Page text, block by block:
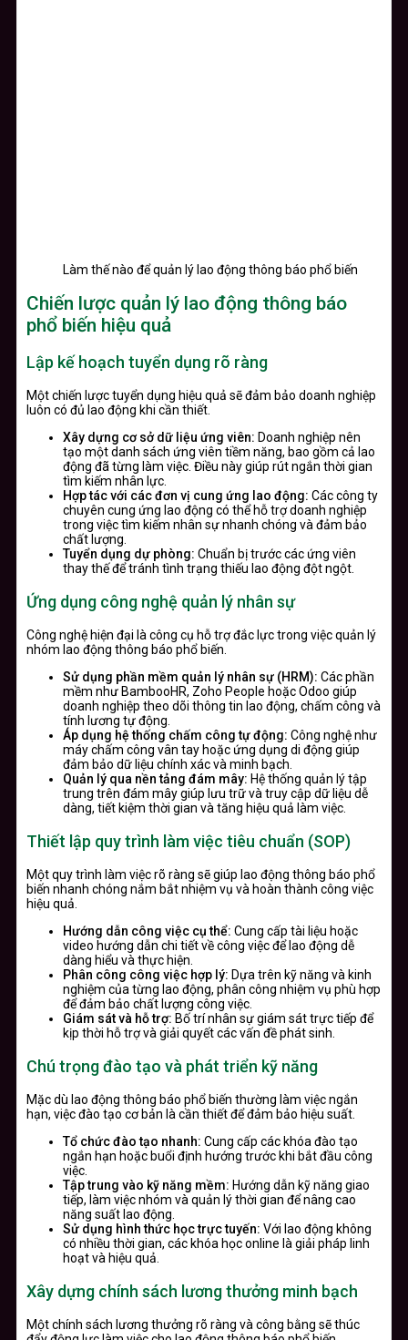
Làm thế nào để quản lý lao động thông báo phổ biến
Chiến lược quản lý lao động thông báo
phổ biến hiệu quả
Lập kế hoạch tuyển dụng rõ ràng
Một chiến lược tuyển dụng hiệu quả sẽ đảm bảo doanh nghiệp
luôn có đủ lao động khi cần thiết.
Xây dựng cơ sở dữ liệu ứng viên: Doanh nghiệp nên
tạo một danh sách ứng viên tiềm năng, bao gồm cả lao
động đã từng làm việc. Điều này giúp rút ngắn thời gian
tìm kiếm nhân lực.
Hợp tác với các đơn vị cung ứng lao động: Các công ty
chuyên cung ứng lao động có thể hỗ trợ doanh nghiệp
trong việc tìm kiếm nhân sự nhanh chóng và đảm bảo
chất lượng.
Tuyển dụng dự phòng: Chuẩn bị trước các ứng viên
thay thế để tránh tình trạng thiếu lao động đột ngột.
Ứng dụng công nghệ quản lý nhân sự
Công nghệ hiện đại là công cụ hỗ trợ đắc lực trong việc quản lý
nhóm lao động thông báo phổ biến.
Sử dụng phần mềm quản lý nhân sự (HRM): Các phần
mềm như BambooHR, Zoho People hoặc Odoo giúp
doanh nghiệp theo dõi thông tin lao động, chấm công và
tính lương tự động.
Áp dụng hệ thống chấm công tự động: Công nghệ như
máy chấm công vân tay hoặc ứng dụng di động giúp
đảm bảo dữ liệu chính xác và minh bạch.
Quản lý qua nền tảng đám mây: Hệ thống quản lý tập
trung trên đám mây giúp lưu trữ và truy cập dữ liệu dễ
dàng, tiết kiệm thời gian và tăng hiệu quả làm việc.
Thiết lập quy trình làm việc tiêu chuẩn (SOP)
Một quy trình làm việc rõ ràng sẽ giúp lao động thông báo phổ
biến nhanh chóng nắm bắt nhiệm vụ và hoàn thành công việc
hiệu quả.
Hướng dẫn công việc cụ thể: Cung cấp tài liệu hoặc
video hướng dẫn chi tiết về công việc để lao động dễ
dàng hiểu và thực hiện.
Phân công công việc hợp lý: Dựa trên kỹ năng và kinh
nghiệm của từng lao động, phân công nhiệm vụ phù hợp
để đảm bảo chất lượng công việc.
Giám sát và hỗ trợ: Bố trí nhân sự giám sát trực tiếp để
kịp thời hỗ trợ và giải quyết các vấn đề phát sinh.
Chú trọng đào tạo và phát triển kỹ năng
Mặc dù lao động thông báo phổ biến thường làm việc ngắn
hạn, việc đào tạo cơ bản là cần thiết để đảm bảo hiệu suất.
Tổ chức đào tạo nhanh: Cung cấp các khóa đào tạo
ngắn hạn hoặc buổi định hướng trước khi bắt đầu công
việc.
Tập trung vào kỹ năng mềm: Hướng dẫn kỹ năng giao
tiếp, làm việc nhóm và quản lý thời gian để nâng cao
năng suất lao động.
Sử dụng hình thức học trực tuyến: Với lao động không
có nhiều thời gian, các khóa học online là giải pháp linh
hoạt và hiệu quả.
Xây dựng chính sách lương thưởng minh bạch
Một chính sách lương thưởng rõ ràng và công bằng sẽ thúc